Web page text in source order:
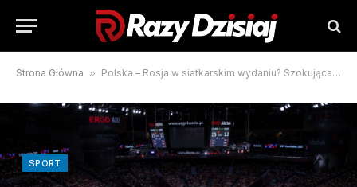
Strona Główna » Polska – Rosja w siatkarskim wydaniu? Szokująca decyzja FIVB podjęta – Siatkówka – Sport Wprost
SPORT